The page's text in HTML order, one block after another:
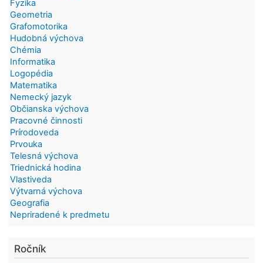
Fyzika
Geometria
Grafomotorika
Hudobná výchova
Chémia
Informatika
Logopédia
Matematika
Nemecký jazyk
Občianska výchova
Pracovné činnosti
Prírodoveda
Prvouka
Telesná výchova
Triednická hodina
Vlastiveda
Výtvarná výchova
Geografia
Nepriradené k predmetu
Ročník